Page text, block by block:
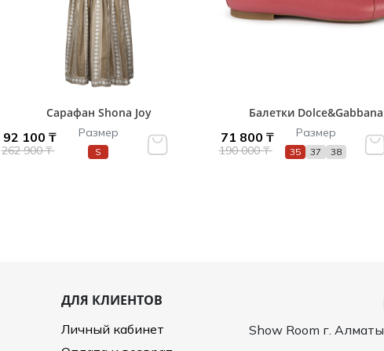
Сарафан Shona Joy
92 100 ₸
262 900 ₸
Размер
S
Балетки Dolce&Gabbana
71 800 ₸
190 000 ₸
Размер
35 37 38
ДЛЯ КЛИЕНТОВ
Личный кабинет
Show Room г. Алматы